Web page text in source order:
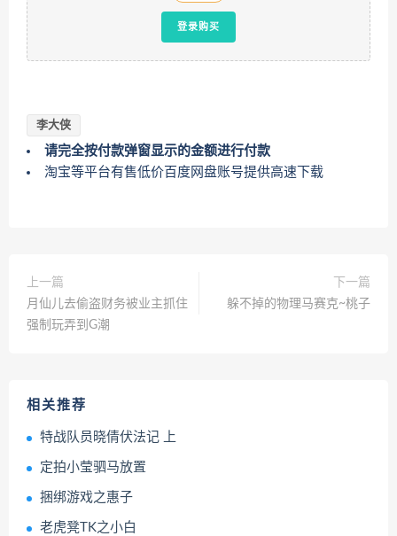
登录购买
李大侠
请完全按付款弹窗显示的金额进行付款
淘宝等平台有售低价百度网盘账号提供高速下载
上一篇
月仙儿去偷盗财务被业主抓住
强制玩弄到G潮
下一篇
躲不掉的物理马赛克~桃子
相关推荐
特战队员晓倩伏法记 上
定拍小莹驷马放置
捆绑游戏之惠子
老虎凳TK之小白